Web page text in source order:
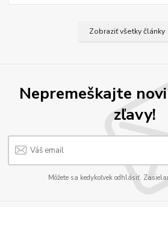
Zobraziť všetky články
Nepremeškajte
zľavy!
Môžete sa kedykoľvek odhlásiť.